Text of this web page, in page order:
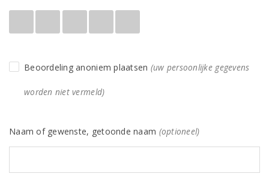
Beoordeling anoniem plaatsen (uw persoonlijke gegevens
worden niet vermeld)
Naam of gewenste, getoonde naam (optioneel)